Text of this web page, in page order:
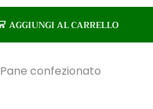
AGGIUNGI AL CARRELLO
Pane confezionato